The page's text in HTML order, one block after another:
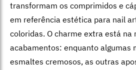
transformam os comprimidos e
em referência estética para nail
coloridas. O charme extra está na
acabamentos: enquanto algumas
esmaltes cremosos, as outras